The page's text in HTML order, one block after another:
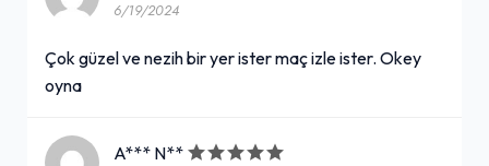
6/19/2024
Çok güzel ve nezih bir yer ister maç izle ister. Okey
oyna
A*** N**